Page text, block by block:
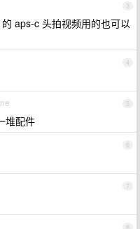
3
aps-c 头拍视频用的也可以
4
5
堆配件
6
7